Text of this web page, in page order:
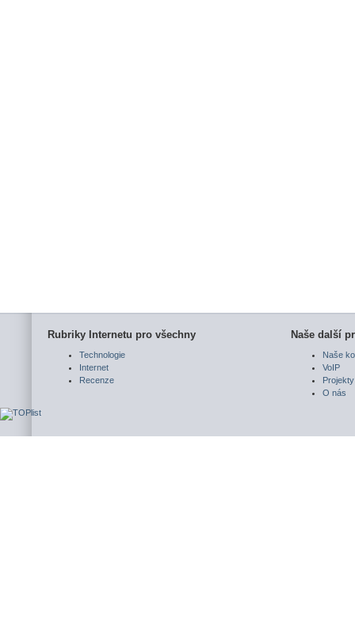
Rubriky Internetu pro všechny
Technologie
Internet
Recenze
Naše další
Naše
VoIP
Projekty
O nás